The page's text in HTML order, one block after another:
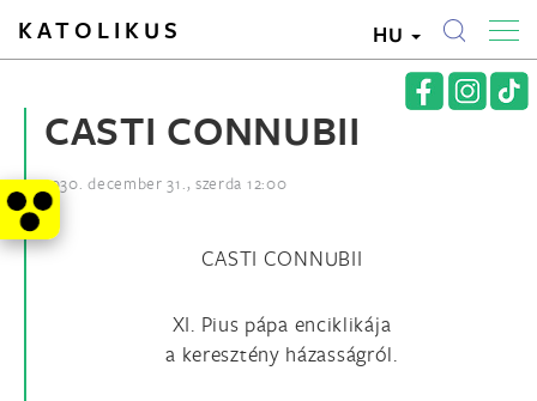
KATOLIKUS HU
CASTI CONNUBII
1930. december 31., szerda 12:00
CASTI CONNUBII
XI. Pius pápa enciklikája
a keresztény házasságról.